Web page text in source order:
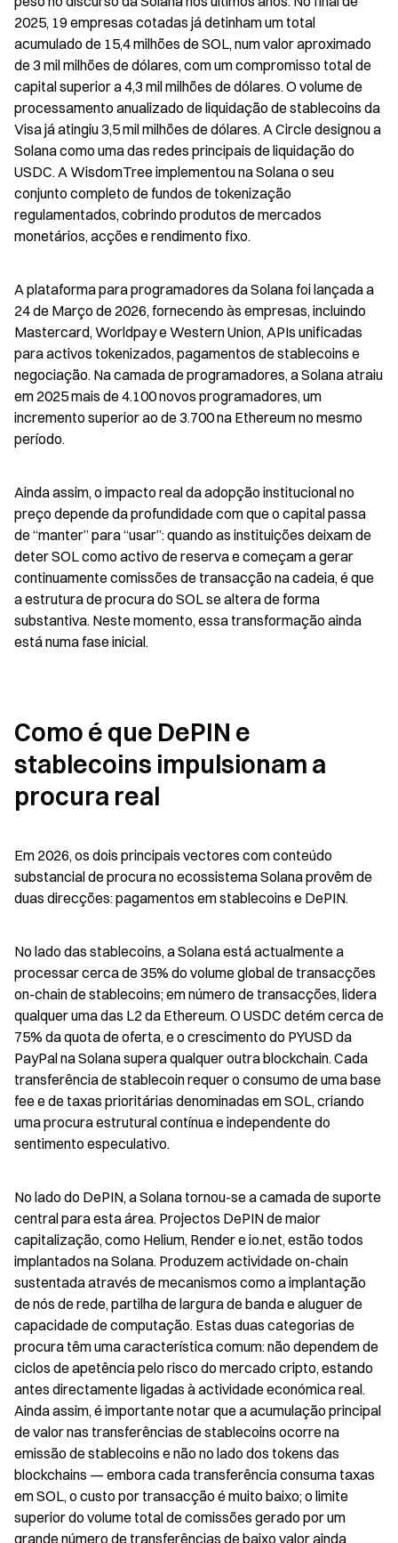
2025, 19 empresas cotadas já detinham um total
acumulado de 15,4 milhões de SOL, num valor aproximado
de 3 mil milhões de dólares, com um compromisso total de
capital superior a 4,3 mil milhões de dólares. O volume de
processamento anualizado de liquidação de stablecoins da
Visa já atingiu 3,5 mil milhões de dólares. A Circle designou a
Solana como uma das redes principais de liquidação do
USDC. A WisdomTree implementou na Solana o seu
conjunto completo de fundos de tokenização
regulamentados, cobrindo produtos de mercados
monetários, acções e rendimento fixo.
A plataforma para programadores da Solana foi lançada a
24 de Março de 2026, fornecendo às empresas, incluindo
Mastercard, Worldpay e Western Union, APIs unificadas
para activos tokenizados, pagamentos de stablecoins e
negociação. Na camada de programadores, a Solana atraiu
em 2025 mais de 4.100 novos programadores, um
incremento superior ao de 3.700 na Ethereum no mesmo
período.
Ainda assim, o impacto real da adopção institucional no
preço depende da profundidade com que o capital passa
de “manter” para “usar”: quando as instituições deixam de
deter SOL como activo de reserva e começam a gerar
continuamente comissões de transacção na cadeia, é que
a estrutura de procura do SOL se altera de forma
substantiva. Neste momento, essa transformação ainda
está numa fase inicial.
Como é que DePIN e
stablecoins impulsionam a
procura real
Em 2026, os dois principais vectores com conteúdo
substancial de procura no ecossistema Solana provêm de
duas direcções: pagamentos em stablecoins e DePIN.
No lado das stablecoins, a Solana está actualmente a
processar cerca de 35% do volume global de transacções
on-chain de stablecoins; em número de transacções, lidera
qualquer uma das L2 da Ethereum. O USDC detém cerca de
75% da quota de oferta, e o crescimento do PYUSD da
PayPal na Solana supera qualquer outra blockchain. Cada
transferência de stablecoin requer o consumo de uma base
fee e de taxas prioritárias denominadas em SOL, criando
uma procura estrutural contínua e independente do
sentimento especulativo.
No lado do DePIN, a Solana tornou-se a camada de suporte
central para esta área. Projectos DePIN de maior
capitalização, como Helium, Render e io.net, estão todos
implantados na Solana. Produzem actividade on-chain
sustentada através de mecanismos como a implantação
de nós de rede, partilha de largura de banda e aluguer de
capacidade de computação. Estas duas categorias de
procura têm uma característica comum: não dependem de
ciclos de apetência pelo risco do mercado cripto, estando
antes directamente ligadas à actividade económica real.
Ainda assim, é importante notar que a acumulação principal
de valor nas transferências de stablecoins ocorre na
emissão de stablecoins e não no lado dos tokens das
blockchains — embora cada transferência consuma taxas
em SOL, o custo por transacção é muito baixo; o limite
superior do volume total de comissões gerado por um
grande número de transferências de baixo valor ainda